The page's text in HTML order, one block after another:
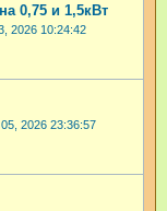
0,75 и 1,5кВт
2026 10:24:42
2026 23:36:57